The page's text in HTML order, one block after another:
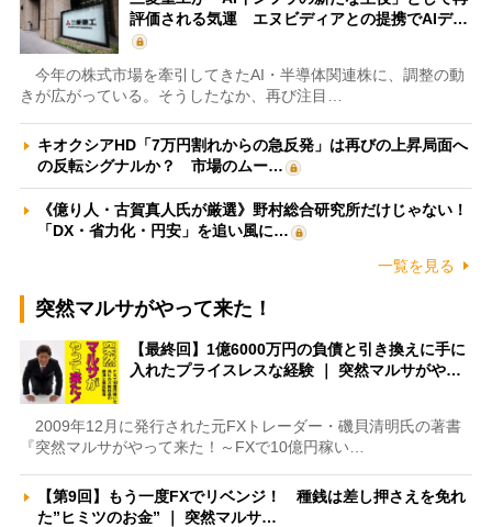
評価される気運 エヌビディアとの提携でAIデ…
今年の株式市場を牽引してきたAI・半導体関連株に、調整の動
きが広がっている。そうしたなか、再び注目…
キオクシアHD「7万円割れからの急反発」は再びの上昇局面へ
の反転シグナルか？ 市場のムー…
《億り人・古賀真人氏が厳選》野村総合研究所だけじゃない！
「DX・省力化・円安」を追い風に…
一覧を見る
突然マルサがやって来た！
【最終回】1億6000万円の負債と引き換えに手に
入れたプライスレスな経験 ｜ 突然マルサがや…
2009年12月に発行された元FXトレーダー・磯貝清明氏の著書
『突然マルサがやって来た！～FXで10億円稼い…
【第9回】もう一度FXでリベンジ！ 種銭は差し押さえを免れ
た”ヒミツのお金” ｜ 突然マルサ…